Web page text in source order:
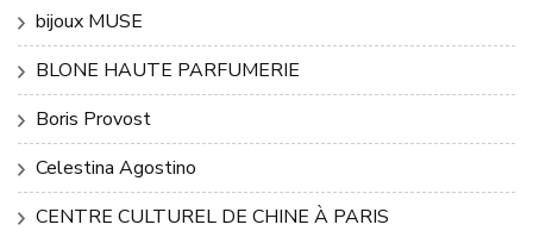
bijoux MUSE
BLONE HAUTE PARFUMERIE
Boris Provost
Celestina Agostino
CENTRE CULTUREL DE CHINE À PARIS